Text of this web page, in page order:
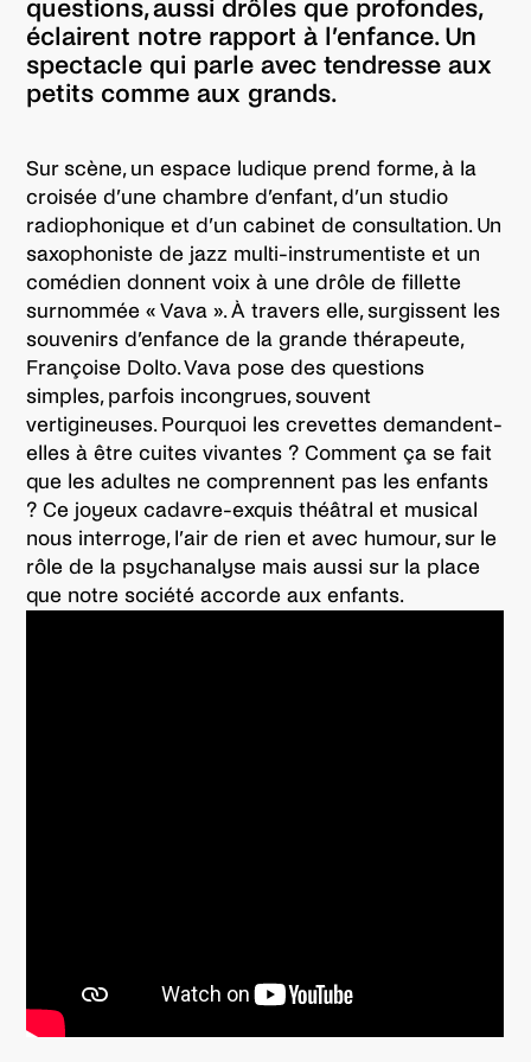
questions, aussi drôles que profondes,
éclairent notre rapport à l’enfance. Un
spectacle qui parle avec tendresse aux
petits comme aux grands.
Sur scène, un espace ludique prend forme, à la
croisée d’une chambre d’enfant, d’un studio
radiophonique et d’un cabinet de consultation. Un
saxophoniste de jazz multi-instrumentiste et un
comédien donnent voix à une drôle de fillette
surnommée « Vava ». À travers elle, surgissent les
souvenirs d’enfance de la grande thérapeute,
Françoise Dolto. Vava pose des questions
simples, parfois incongrues, souvent
vertigineuses. Pourquoi les crevettes demandent-
elles à être cuites vivantes ? Comment ça se fait
que les adultes ne comprennent pas les enfants
? Ce joyeux cadavre-exquis théâtral et musical
nous interroge, l’air de rien et avec humour, sur le
rôle de la psychanalyse mais aussi sur la place
que notre société accorde aux enfants.